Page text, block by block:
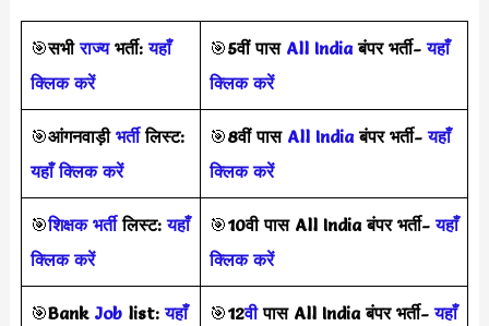
🎯सभीराज्यभर्ती: यहाँ
क्लिक करें
🎯5वीं पास All Indiaबंपर भर्ती- यहाँ
क्लिक करें
🎯आंगनवाड़ी भर्तीलिस्ट:
यहाँ क्लिक करें
🎯8वीं पास All Indiaबंपर भर्ती- यहाँ
क्लिक करें
🎯शिक्षक भर्तीलिस्ट: यहाँ
क्लिक करें
🎯10वी पास All India बंपर भर्ती- यहाँ
क्लिक करें
🎯Bank Joblist: यहाँ
🎯12वीपास All India बंपर भर्ती- यहाँ